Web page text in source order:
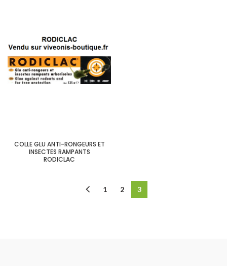
COLLE GLU ANTI-RONGEURS ET
INSECTES RAMPANTS
RODICLAC
1 2 3